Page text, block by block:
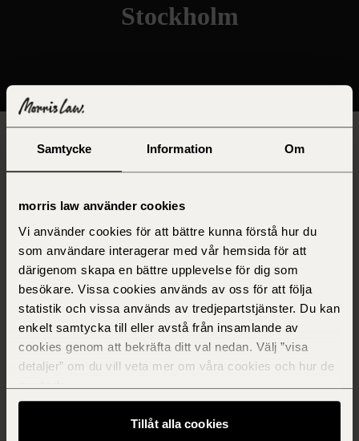
Samtycke Information Om
morris law använder cookies
Vi använder cookies för att bättre kunna förstå hur du
som användare interagerar med vår hemsida för att
därigenom skapa en bättre upplevelse för dig som
besökare. Vissa cookies används av oss för att följa
statistik och vissa används av tredjepartstjänster. Du kan
enkelt samtycka till eller avstå från insamlande av
cookies genom att bekräfta ditt val nedan. Välj ”visa
detaljer” om du vill veta mer om våra cookies och hur de
används.
Tillåt alla cookies
Stockholm